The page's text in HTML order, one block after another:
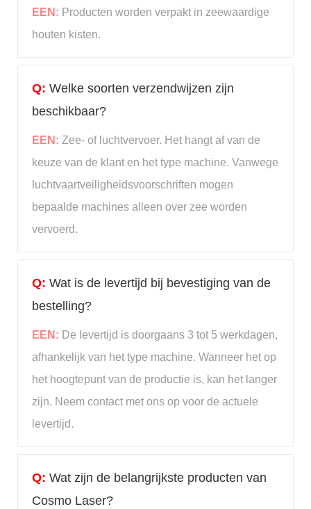
EEN: Producten worden verpakt in zeewaardige
houten kisten.
Q: Welke soorten verzendwijzen zijn
beschikbaar?
EEN: Zee- of luchtvervoer. Het hangt af van de
keuze van de klant en het type machine. Vanwege
luchtvaartveiligheidsvoorschriften mogen
bepaalde machines alleen over zee worden
vervoerd.
Q: Wat is de levertijd bij bevestiging van de
bestelling?
EEN: De levertijd is doorgaans 3 tot 5 werkdagen,
afhankelijk van het type machine. Wanneer het op
het hoogtepunt van de productie is, kan het langer
zijn. Neem contact met ons op voor de actuele
levertijd.
Q: Wat zijn de belangrijkste producten van
Cosmo Laser?